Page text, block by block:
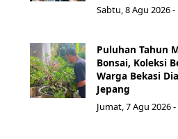
Sabtu, 8 Agu 2026 -
Puluhan Tahun
Bonsai, Koleksi
Warga Bekasi
Jepang
Jumat, 7 Agu 2026 -